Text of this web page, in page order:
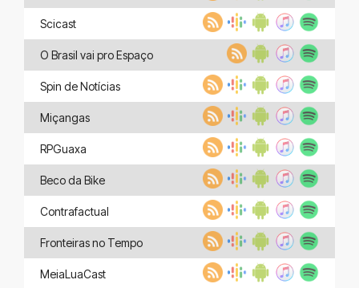
Scicast
O Brasil vai pro Espaço
Spin de Notícias
Miçangas
RPGuaxa
Beco da Bike
Contrafactual
Fronteiras no Tempo
MeiaLuaCast